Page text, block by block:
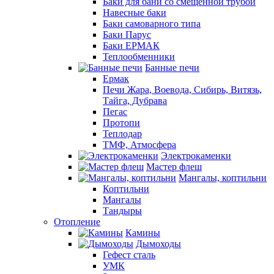
Навесные баки
Баки самоварного типа
Баки Парус
Баки ЕРМАК
Теплообменники
Банные печи
Ермак
Печи Жара, Воевода, Сибирь, Витязь,
Тайга, Дубрава
Пегас
Протопи
Теплодар
ТМФ, Атмосфера
Электрокаменки
Мастер флеш
Мангалы, коптильни
Коптильни
Мангалы
Тандыры
Отопление
Камины
Дымоходы
Гефест сталь
УМК